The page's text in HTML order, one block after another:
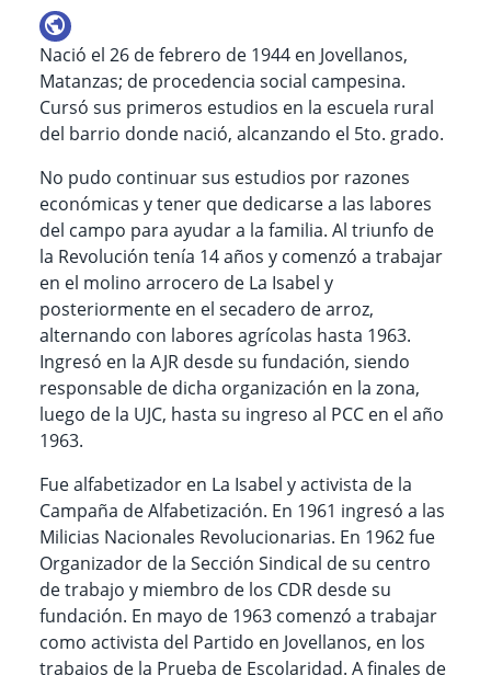
Nació el 26 de febrero de 1944 en Jovellanos,
Matanzas; de procedencia social campesina.
Cursó sus primeros estudios en la escuela rural
del barrio donde nació, alcanzando el 5to. grado.
No pudo continuar sus estudios por razones
económicas y tener que dedicarse a las labores
del campo para ayudar a la familia. Al triunfo de
la Revolución tenía 14 años y comenzó a trabajar
en el molino arrocero de La Isabel y
posteriormente en el secadero de arroz,
alternando con labores agrícolas hasta 1963.
Ingresó en la AJR desde su fundación, siendo
responsable de dicha organización en la zona,
luego de la UJC, hasta su ingreso al PCC en el año
1963.
Fue alfabetizador en La Isabel y activista de la
Campaña de Alfabetización. En 1961 ingresó a las
Milicias Nacionales Revolucionarias. En 1962 fue
Organizador de la Sección Sindical de su centro
de trabajo y miembro de los CDR desde su
fundación. En mayo de 1963 comenzó a trabajar
como activista del Partido en Jovellanos, en los
trabajos de la Prueba de Escolaridad. A finales de